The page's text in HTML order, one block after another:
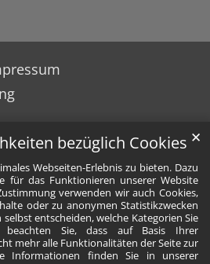
bezüglich Cookies
Webseiten-Erlebnis zu bieten. Dazu
für das Funktionieren unserer Website
verwenden wir auch Cookies,
oder zu anonymen Statistikzwecken
entscheiden, welche Kategorien Sie
beachten Sie, dass auf Basis Ihrer
mehr alle Funktionalitäten der Seite zur
Informationen finden Sie in unserer
✕